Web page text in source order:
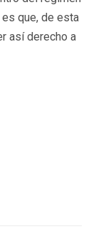
que, de esta
así derecho a